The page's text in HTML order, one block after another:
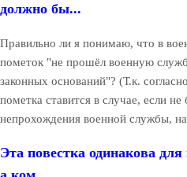
должно бы...
Правильно ли я понимаю, что в
пометок "не прошёл военную
законных оснований"? (Т.к.
пометка ставится в случае, если
непрохождения военной службы,
Эта повестка одинакова